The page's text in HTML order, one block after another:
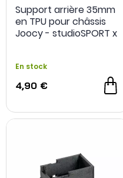
Support arrière 35mm
en TPU pour châssis
Joocy - studioSPORT x
En stock
4,90 €